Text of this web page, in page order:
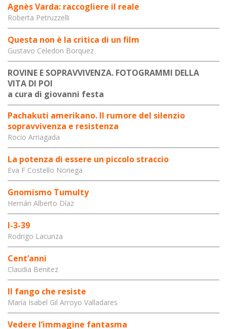
Agnès Varda: raccogliere il reale
Roberta Petruzzelli
Questa non è la critica di un film
Gustavo Celedon Borquez
ROVINE E SOPRAVVIVENZA. FOTOGRAMMI DELLA
VITA DI POI
a cura di giovanni festa
Pachakuti amerikano. Il rumore del silenzio
sopravvivenza e resistenza
Rocio Arriagada
La potenza di essere un piccolo straccio
Eva F Costello Noriega
Gnomismo Tumulty
Hernán Alberto Díaz
I-3-39
Rodrigo Lacunza
Cent’anni
Claudia Benitez
Il fango che resiste
María Isabel Gil Arroyo Valladares
Vedere l’immagine fantasma